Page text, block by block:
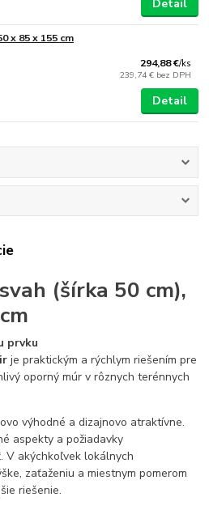
Detail
x 85 x 155 cm
294,88 €/ks
239,74 € bez DPH
Detail
(šírka 50 cm),
prvku
je praktickým a rýchlym riešením pre
oporný múr v rôznych terénnych
výhodné a dizajnovo atraktívne.
aspekty a požiadavky
V akýchkoľvek lokálnych
zaťaženiu a miestnym pomerom
riešenie.